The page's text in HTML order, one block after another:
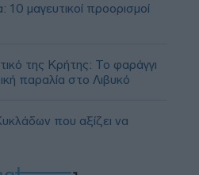
μαγευτικοί προορισμοί
της Κρήτης: Το φαράγγι
παραλία στο Λιβυκό
που αξίζει να